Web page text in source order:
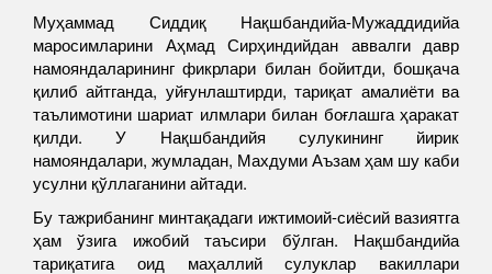
Муҳаммад Сиддиқ Нақшбандийа-Мужаддидийа
маросимларини Аҳмад Сирҳиндийдан аввалги давр
намояндаларининг фикрлари билан бойитди, бошқача
қилиб айтганда, уйғунлаштирди, тариқат амалиёти ва
таълимотини шариат илмлари билан боғлашга ҳаракат
қилди. У Нақшбандийя сулукининг йирик
намояндалари, жумладан, Махдуми Аъзам ҳам шу каби
усулни қўллаганини айтади.
Бу тажрибанинг минтақадаги ижтимоий-сиёсий вазиятга
ҳам ўзига ижобий таъсири бўлган. Нақшбандийа
тариқатига оид маҳаллий сулуклар вакиллари